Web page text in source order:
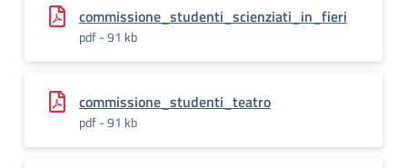
commissione_studenti_scienziati_in_fieri
pdf - 91 kb
commissione_studenti_teatro
pdf - 91 kb